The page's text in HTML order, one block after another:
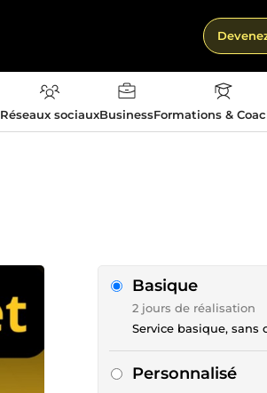
Réseaux sociauxBusinessFormations &
Basique
2 jours de réalisation
Service basique, sans
Personnalisé